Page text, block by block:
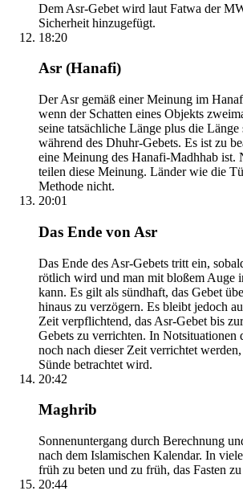
Dem Asr-Gebet wird laut Fatwa der
Sicherheit hinzugefügt.
18:20
Asr (Hanafi)
Der Asr gemäß einer Meinung im
wenn der Schatten eines Objekts
seine tatsächliche Länge plus die Länge
während des Dhuhr-Gebets. Es ist zu
eine Meinung des Hanafi-Madhhab ist.
teilen diese Meinung. Länder wie die
Methode nicht.
20:01
Das Ende von Asr
Das Ende des Asr-Gebets tritt ein,
rötlich wird und man mit bloßem Auge
kann. Es gilt als sündhaft, das Gebet
hinaus zu verzögern. Es bleibt jedoch
Zeit verpflichtend, das Asr-Gebet bis
Gebets zu verrichten. In Notsituationen
noch nach dieser Zeit verrichtet werden,
Sünde betrachtet wird.
20:42
Maghrib
Sonnenuntergang durch Berechnung
nach dem Islamischen Kalendar. In
früh zu beten und zu früh, das Fasten
20:44